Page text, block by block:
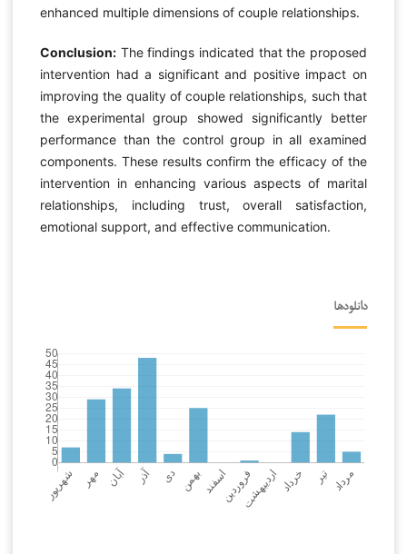
enhanced multiple dimensions of couple relationships.
Conclusion:The findings indicated that the proposed
intervention had a significant and positive impact on
improving the quality of couple relationships, such that
the experimental group showed significantly better
performance than the control group in all examined
components. These results confirm the efficacy of the
intervention in enhancing various aspects of marital
relationships, including trust, overall satisfaction,
emotional support, and effective communication.
دانلودها